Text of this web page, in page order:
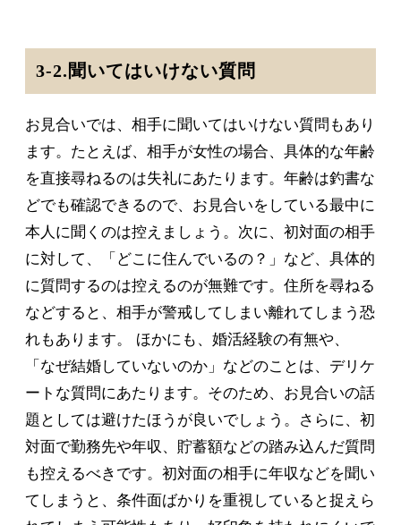
3-2.聞いてはいけない質問
お見合いでは、相手に聞いてはいけない質問もあり
ます。たとえば、相手が女性の場合、具体的な年齢
を直接尋ねるのは失礼にあたります。年齢は釣書な
どでも確認できるので、お見合いをしている最中に
本人に聞くのは控えましょう。次に、初対面の相手
に対して、「どこに住んでいるの？」など、具体的
に質問するのは控えるのが無難です。住所を尋ねる
などすると、相手が警戒してしまい離れてしまう恐
れもあります。 ほかにも、婚活経験の有無や、
「なぜ結婚していないのか」などのことは、デリケ
ートな質問にあたります。そのため、お見合いの話
題としては避けたほうが良いでしょう。さらに、初
対面で勤務先や年収、貯蓄額などの踏み込んだ質問
も控えるべきです。初対面の相手に年収などを聞い
てしまうと、条件面ばかりを重視していると捉えら